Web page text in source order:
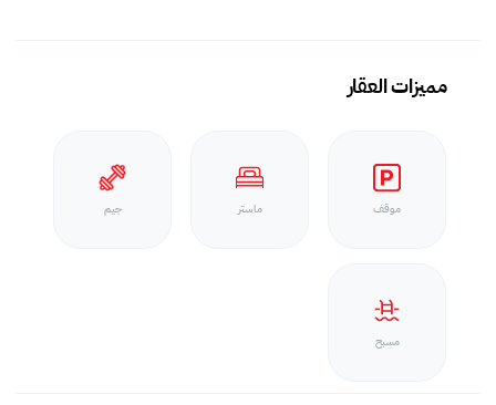
مميزات العقار
موقف ماستر جيم
مسبح